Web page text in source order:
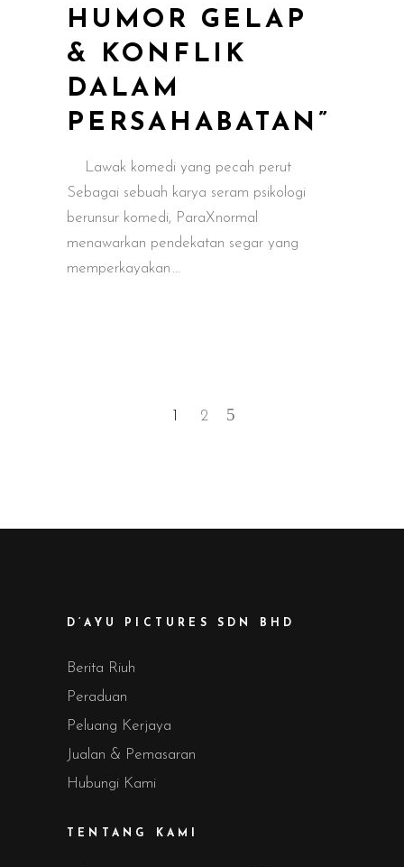
HUMOR GELAP
& KONFLIK
DALAM
PERSAHABATAN”
Lawak komedi yang pecah perut
Sebagai sebuah karya seram psikologi
berunsur komedi, ParaXnormal
menawarkan pendekatan segar yang
memperkayakan
2
D’AYU PICTURES SDN BHD
Berita Riuh
Peraduan
Peluang Kerjaya
Jualan & Pemasaran
Hubungi Kami
TENTANG KAMI